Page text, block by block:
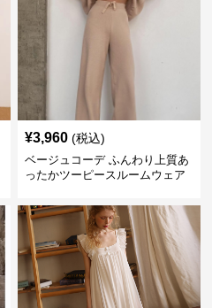
¥3,960 (税込)
ベージュコーデ ふんわり上質あ
ったかツーピースルームウェア